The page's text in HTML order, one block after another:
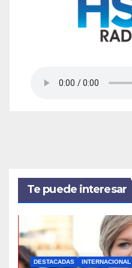
Te puede interesar
DESTACADAS INTERNACIONAL